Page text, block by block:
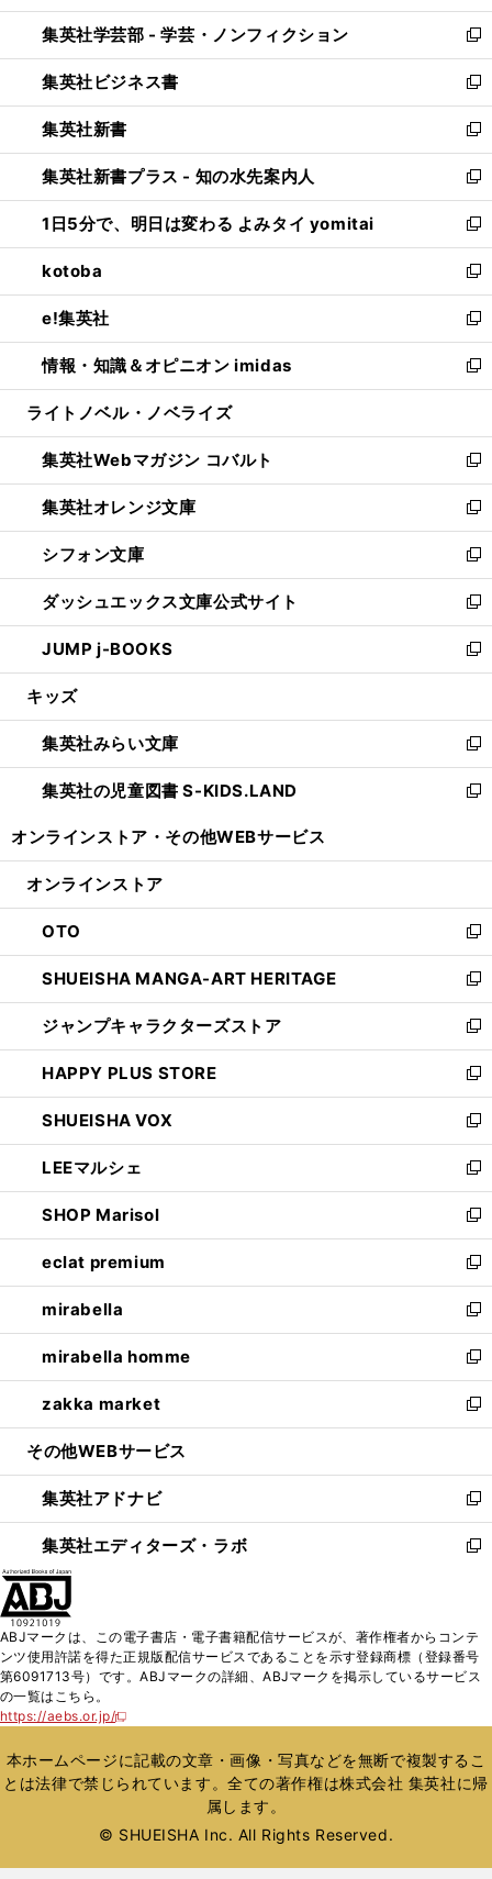
開
く
ウ
で
開
く
ン
ド
ウ
で
開
く
ウ
ィ
ン
ド
ウ
で
開
く
集英社学芸部 - 学芸・ノンフィクション
新
し
い
ウ
ィ
ン
ド
ウ
で
開
く
集英社ビジネス書
新
し
い
ウ
ィ
ン
ド
ウ
で
開
く
集英社新書
新
し
い
ウ
ィ
ン
ド
ウ
で
開
く
集英社新書プラス - 知の水先案内人
新
し
い
ウ
ィ
ン
ド
ウ
で
開
1日5分で、明日は変わる よみタイ yomitai
新
し
い
ウ
ィ
ン
ド
ウ
開
く
kotoba
新
し
い
ウ
ィ
ン
ウ
で
開
く
e!集英社
新
し
い
ウ
ン
ド
ウ
で
開
く
情報・知識＆オピニオン imidas
新
し
ウ
ィ
ン
ド
ウ
で
開
く
ライトノベル・ノベライズ
集英社Webマガジン コバルト
新
し
い
ウ
ィ
ン
ド
ウ
で
開
集英社オレンジ文庫
新
し
い
ウ
ィ
ン
ド
ウ
開
く
シフォン文庫
新
し
い
ウ
ィ
ン
ウ
で
開
く
ダッシュエックス文庫公式サイト
新
し
い
ウ
ン
ド
ウ
で
JUMP j-BOOKS
新
し
ウ
ィ
ン
ド
開
キッズ
集英社みらい文庫
新
し
い
ン
ウ
で
開
く
集英社の児童図書 S-KIDS.LAND
新
ウ
ン
ド
ウ
で
開
く
オンラインストア・ その他WEBサービス
オンラインストア
OTO
新
し
い
ウ
ィ
ン
ド
ウ
で
開
く
SHUEISHA MANGA-ART HERITAGE
新
し
い
ウ
ィ
ン
ド
ウ
で
開
く
ジャンプキャラクターズストア
新
し
い
ウ
ィ
ン
ド
ウ
で
開
く
HAPPY PLUS STORE
新
し
い
ウ
ィ
ン
ド
ウ
で
開
く
SHUEISHA VOX
新
し
い
ウ
ィ
ン
ド
ウ
で
開
く
LEEマルシェ
新
し
い
ウ
ィ
ン
ド
ウ
で
開
く
SHOP Marisol
新
し
い
ウ
ィ
ン
ド
ウ
で
開
eclat premium
新
し
い
ウ
ィ
ン
ド
ウ
開
く
mirabella
新
し
い
ウ
ィ
ン
ウ
で
開
く
mirabella homme
新
し
い
ウ
ン
ド
ウ
で
zakka market
新
し
ウ
ィ
ン
ド
く
その他WEBサービス
集英社アドナビ
新
し
い
ド
ウ
で
集英社エディターズ・ラボ
新
ィ
ン
ド
開
く
ABJマークは、この電子書店・電子書籍配信サービスが、著作権者からコンテ
ンツ使用許諾を得た正規版配信サービスであることを示す登録商標（登録番号
第6091713号）です。ABJマークの詳細、ABJマークを掲示しているサービス
の一覧はこちら。
https://aebs.or.jp/
新
い
ウ
ィ
ウ
本ホームページに記載の文章・画像・写真などを無断で複製するこ
とは法律で禁じられています。全ての著作権は株式会社 集英社に帰
属します。
© SHUEISHA Inc. All Rights Reserved.